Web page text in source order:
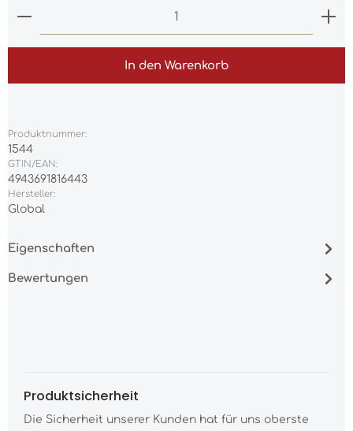
Produkt Anzahl: Gib den gewünschten Wert
In den Warenkorb
Produktnummer:
1544
GTIN/EAN:
4943691816443
Hersteller:
Global
Eigenschaften
Bewertungen
Produktsicherheit
Die Sicherheit unserer Kunden hat für uns oberste